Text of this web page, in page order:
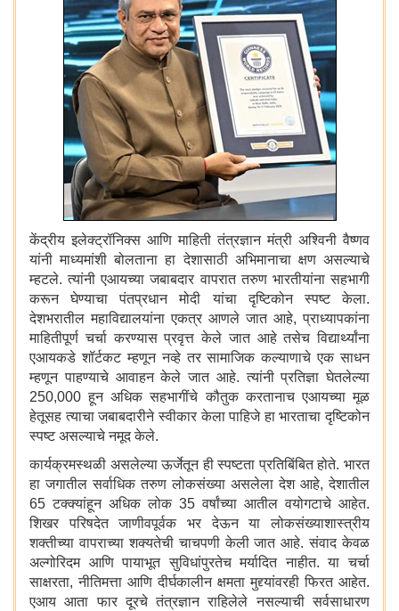
केंद्रीय इलेक्ट्रॉनिक्स आणि माहिती तंत्रज्ञान मंत्री अश्विनी वैष्णव
यांनी माध्यमांशी बोलताना हा देशासाठी अभिमानाचा क्षण असल्याचे
म्हटले. त्यांनी एआयच्या जबाबदार वापरात तरुण भारतीयांना सहभागी
करून घेण्याचा पंतप्रधान मोदी यांचा दृष्टिकोन स्पष्ट केला.
देशभरातील महाविद्यालयांना एकत्र आणले जात आहे, प्राध्यापकांना
माहितीपूर्ण चर्चा करण्यास प्रवृत्त केले जात आहे तसेच विद्यार्थ्यांना
एआयकडे शॉर्टकट म्हणून नव्हे तर सामाजिक कल्याणाचे एक साधन
म्हणून पाहण्याचे आवाहन केले जात आहे. त्यांनी प्रतिज्ञा घेतलेल्या
250,000 हून अधिक सहभागींचे कौतुक करतानाच एआयच्या मूळ
हेतूसह त्याचा जबाबदारीने स्वीकार केला पाहिजे हा भारताचा दृष्टिकोन
स्पष्ट असल्याचे नमूद केले.
कार्यक्रमस्थळी असलेल्या ऊर्जेतून ही स्पष्टता प्रतिबिंबित होते. भारत
हा जगातील सर्वाधिक तरुण लोकसंख्या असलेला देश आहे, देशातील
65 टक्क्यांहून अधिक लोक 35 वर्षांच्या आतील वयोगटाचे आहेत.
शिखर परिषदेत जाणीवपूर्वक भर देऊन या लोकसंख्याशास्त्रीय
शक्तीच्या वापराच्या शक्यतेची चाचपणी केली जात आहे. संवाद केवळ
अल्गोरिदम आणि पायाभूत सुविधांपुरतेच मर्यादित नाहीत. या चर्चा
साक्षरता, नीतिमत्ता आणि दीर्घकालीन क्षमता मुद्द्यांवरही फिरत आहेत.
एआय आता फार दूरचे तंत्रज्ञान राहिलेले नसल्याची सर्वसाधारण